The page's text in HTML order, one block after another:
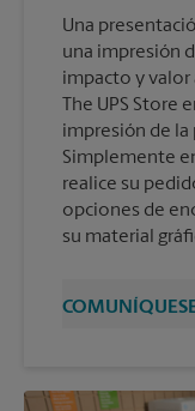
Una
una impresión
impacto y valor
The UPS Store
impresión de la
Simplemente
realice su
opciones de
su material